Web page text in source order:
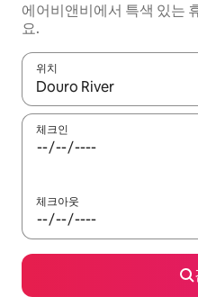
에어비앤비에서 특색 있는
요.
위치
결과가 나오면 위·아래 화살
체크인
체크아웃